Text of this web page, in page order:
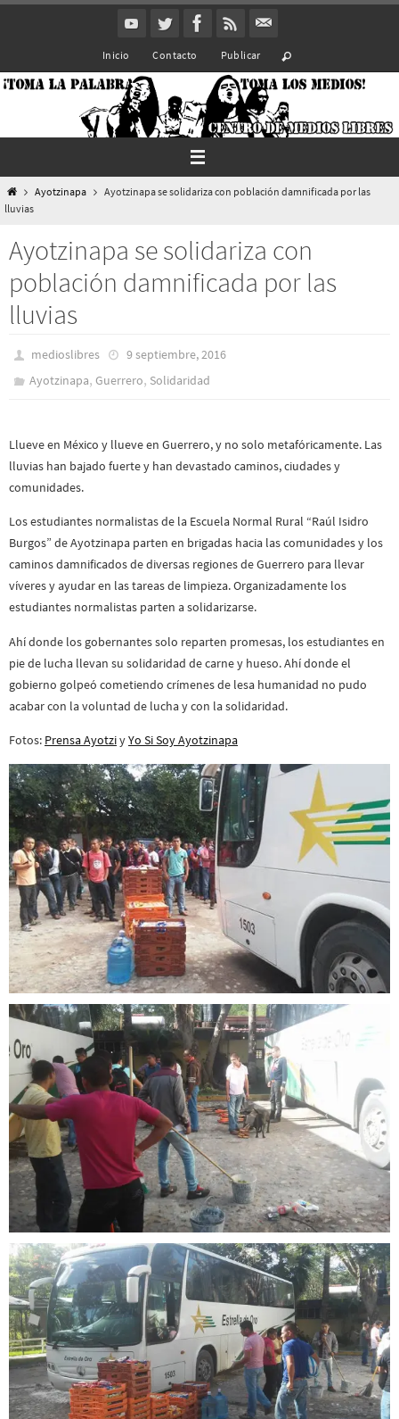
Inicio Contacto Publicar
InicioAyotzinapa
Ayotzinapa se solidariza con población damnificada por las
lluvias
Ayotzinapa se solidariza con
población damnificada por las
lluvias
medioslibres
9 septiembre, 2016
Ayotzinapa,Guerrero, Solidaridad
Llueve en México y llueve en Guerrero, y no solo metafóricamente. Las
lluvias han bajado fuerte y han devastado caminos, ciudades y
comunidades.
Los estudiantes normalistas de la Escuela Normal Rural “Raúl Isidro
Burgos” de Ayotzinapa parten en brigadas hacia las comunidades y los
caminos damnificados de diversas regiones de Guerrero para llevar
víveres y ayudar en las tareas de limpieza. Organizadamente los
estudiantes normalistas parten a solidarizarse.
Ahí donde los gobernantes solo reparten promesas, los estudiantes en
pie de lucha llevan su solidaridad de carne y hueso. Ahí donde el
gobierno golpeó cometiendo crímenes de lesa humanidad no pudo
acabar con la voluntad de lucha y con la solidaridad.
Fotos: Prensa AyotziyYo Si Soy Ayotzinapa